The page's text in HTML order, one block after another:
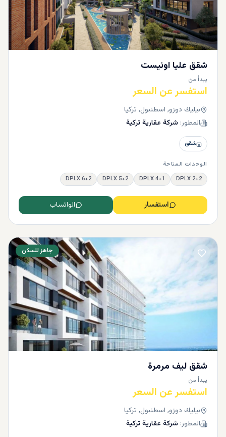
شقق عليا اونيست
يبدأ من
استفسر عن السعر
بيليك دوزو, اسطنبول, تركيا
المطور: شركة عقارية تركية
شقق
الوحدات المتاحة
2+2 DPLX
4+1 DPLX
5+2 DPLX
6+2 DPLX
استفسار الواتساب
جاهز للسكن
شقق ليف مرمرة
يبدأ من
استفسر عن السعر
بيليك دوزو, اسطنبول, تركيا
المطور: شركة عقارية تركية